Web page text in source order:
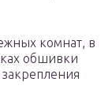
комнат, в
обшивки